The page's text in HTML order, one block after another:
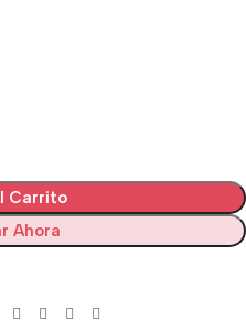
Carrito
Ahora